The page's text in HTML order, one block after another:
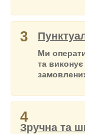
3
Ми
та
4
Зручна та